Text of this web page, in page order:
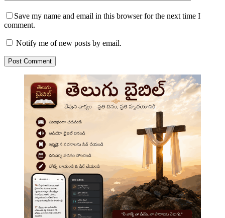
Save my name and email in this browser for the next time I
comment.
Notify me of new posts by email.
Post Comment